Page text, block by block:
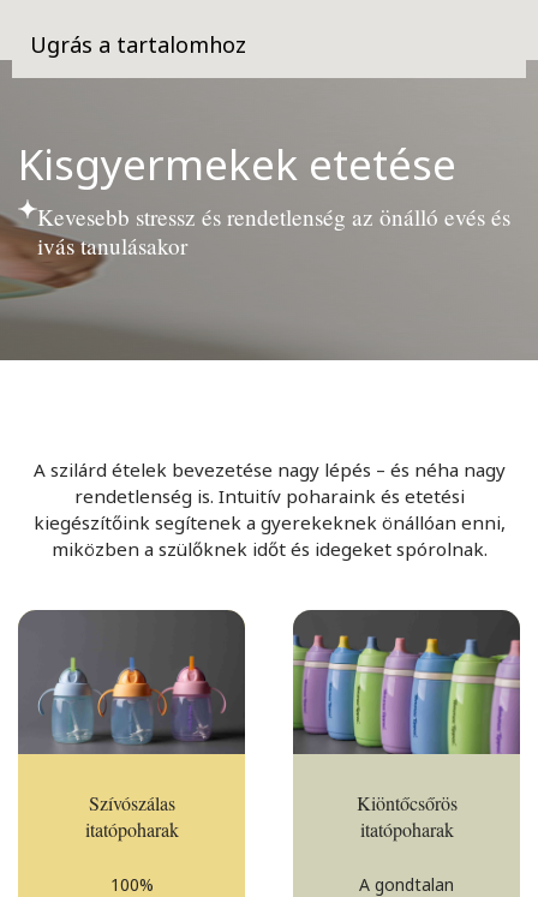
Ugrás a tartalomhoz
Kisgyermekek etetése
Kevesebb stressz és rendetlenség az önálló evés és
ivás tanulásakor
A szilárd ételek bevezetése nagy lépés – és néha nagy
rendetlenség is. Intuitív poharaink és etetési
kiegészítőink segítenek a gyerekeknek önállóan enni,
miközben a szülőknek időt és idegeket spórolnak.
Szívószálas
itatópoharak
100%
Kiöntőcsőrös
itatópoharak
A gondtalan